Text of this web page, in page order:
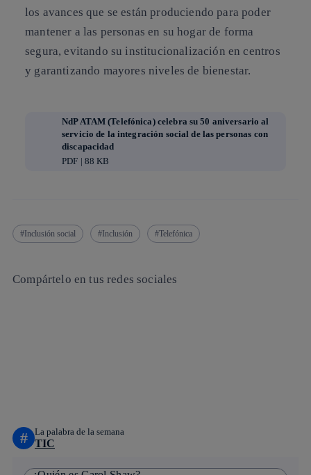
los avances que se están produciendo para poder
mantener a las personas en su hogar de forma
segura, evitando su institucionalización en centros
y garantizando mayores niveles de bienestar.
NdP ATAM (Telefónica) celebra su 50 aniversario al
servicio de la integración social de las personas con
discapacidad
PDF | 88 KB
Inclusión social Inclusión Telefónica
Compártelo en tus redes sociales
# La palabra de la semana
TIC